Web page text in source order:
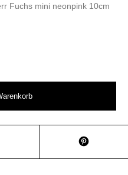
Fuchs mini neonpink 10cm